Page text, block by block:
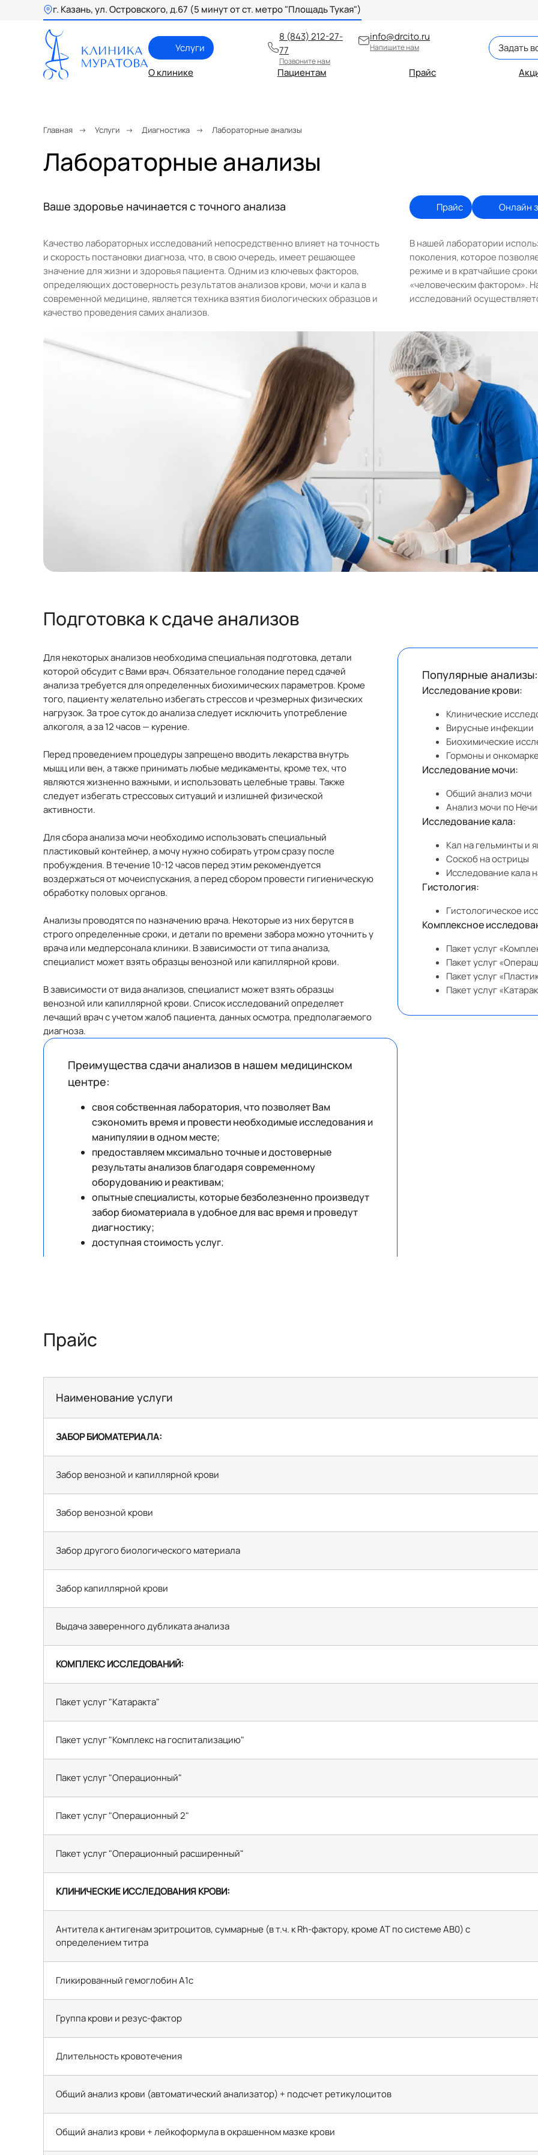
г. Казань, ул. Островского, д.67 (5 минут от ст. метро "Площадь Тукая")
Услуги
8 (843) 212-27-
77
Позвоните нам
info@drcito.ru
Напишите нам Задать
О клинике
Пациентам Прайс
Главная → Услуги → Диагностика → Лабораторные анализы
Лабораторные анализы
Ваше здоровье начинается с точного анализа
Качество лабораторных исследований непосредственно влияет на точность
и скорость постановки диагноза, что, в свою очередь, имеет решающее
значение для жизни и здоровья пациента. Одним из ключевых факторов,
определяющих достоверность результатов анализов крови, мочи и кала в
современной медицине, является техника взятия биологических образцов и
качество проведения самих анализов.
В нашей лаборатории
поколения, которое
режиме и в кратчайшие
«человеческим фактором».
исследований
Прайс Онлайн
Подготовка к сдаче анализов
Для некоторых анализов необходима специальная подготовка, детали
которой обсудит с Вами врач. Обязательное голодание перед сдачей
анализа требуется для определенных биохимических параметров. Кроме
того, пациенту желательно избегать стрессов и чрезмерных физических
нагрузок. За трое суток до анализа следует исключить употребление
алкоголя, а за 12 часов — курение.
Перед проведением процедуры запрещено вводить лекарства внутрь
мышц или вен, а также принимать любые медикаменты, кроме тех, что
являются жизненно важными, и использовать целебные травы. Также
следует избегать стрессовых ситуаций и излишней физической
активности.
Для сбора анализа мочи необходимо использовать специальный
пластиковый контейнер, а мочу нужно собирать утром сразу после
пробуждения. В течение 10-12 часов перед этим рекомендуется
воздержаться от мочеиспускания, а перед сбором провести гигиеническую
обработку половых органов.
Анализы проводятся по назначению врача. Некоторые из них берутся в
строго определенные сроки, и детали по времени забора можно уточнить у
врача или медперсонала клиники. В зависимости от типа анализа,
специалист может взять образцы венозной или капиллярной крови.
В зависимости от вида анализов, специалист может взять образцы
венозной или капиллярной крови. Список исследований определяет
лечащий врач с учетом жалоб пациента, данных осмотра, предполагаемого
диагноза.
Преимущества сдачи анализов в нашем медицинском
центре:
своя собственная лаборатория, что позволяет Вам
сэкономить время и провести необходимые исследования и
манипуляии в одном месте;
предоставляем мксимально точные и достоверные
результаты анализов благодаря современному
оборудованию и реактивам;
опытные специалисты, которые безболезненно произведут
забор биоматериала в удобное для вас время и проведут
диагностику;
доступная стоимость услуг.
Популярные анализы:
Исследование крови:
Клинические
Вирусные инфекции
Биохимические
Гормоны и
Исследование мочи:
Общий анализ мочи
Анализ мочи по
Исследование кала:
Кал на гельминты и
Соскоб на острицы
Исследование кала
Гистология:
Гистологическое
Комплексное
Пакет услуг
Пакет услуг
Пакет услуг
Пакет услуг
Прайс
Наименование услуги
ЗАБОР БИОМАТЕРИАЛА:
Забор венозной и капиллярной крови
Забор венозной крови
Забор другого биологического материала
Забор капиллярной крови
Выдача заверенного дубликата анализа
КОМПЛЕКС ИССЛЕДОВАНИЙ:
Пакет услуг "Катаракта"
Пакет услуг "Комплекс на госпитализацию"
Пакет услуг "Операционный"
Пакет услуг "Операционный 2"
Пакет услуг "Операционный расширенный"
КЛИНИЧЕСКИЕ ИССЛЕДОВАНИЯ КРОВИ:
Антитела к антигенам эритроцитов, суммарные (в т.ч. к Rh-фактору, кроме АТ по системе AB0) с
определением титра
Гликированный гемоглобин А1с
Группа крови и резус-фактор
Длительность кровотечения
Общий анализ крови (автоматический анализатор) + подсчет ретикулоцитов
Общий анализ крови + лейкоформула в окрашенном мазке крови